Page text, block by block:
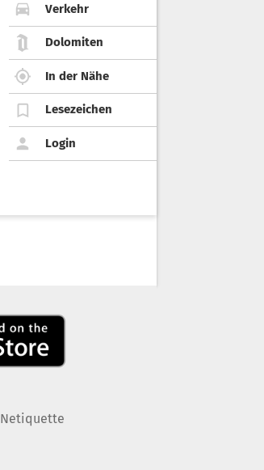
Verkehr
Dolomiten
In der Nähe
Lesezeichen
Login
Netiquette